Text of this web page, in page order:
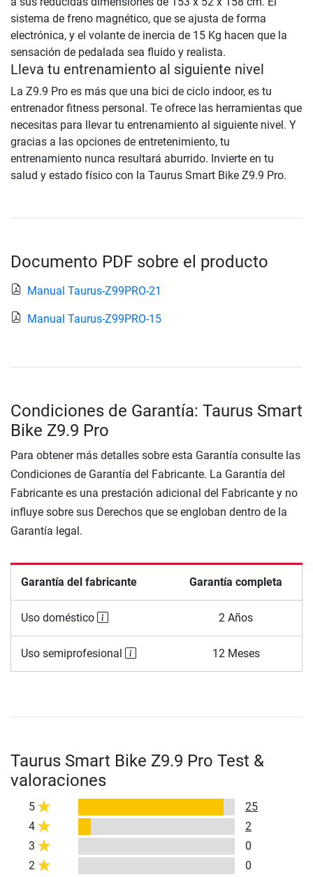
sistema de freno magnético, que se ajusta de forma
electrónica, y el volante de inercia de 15 Kg hacen que la
sensación de pedalada sea fluido y realista.
Lleva tu entrenamiento al siguiente nivel
La Z9.9 Pro es más que una bici de ciclo indoor, es tu
entrenador fitness personal. Te ofrece las herramientas que
necesitas para llevar tu entrenamiento al siguiente nivel. Y
gracias a las opciones de entretenimiento, tu
entrenamiento nunca resultará aburrido. Invierte en tu
salud y estado físico con la Taurus Smart Bike Z9.9 Pro.
Documento PDF sobre el producto
Manual Taurus-Z99PRO-21
Manual Taurus-Z99PRO-15
Condiciones de Garantía: Taurus Smart
Bike Z9.9 Pro
Para obtener más detalles sobre esta Garantía consulte las
Condiciones de Garantía del Fabricante. La Garantía del
Fabricante es una prestación adicional del Fabricante y no
influye sobre sus Derechos que se engloban dentro de la
Garantía legal.
Garantía del fabricante Garantía completa
Uso doméstico 2 Años
Uso semiprofesional 12 Meses
Taurus Smart Bike Z9.9 Pro Test &
valoraciones
5
25
4
2
3
0
2
0